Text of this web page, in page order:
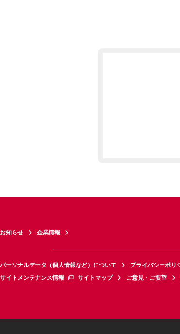
お知らせ 企業情報
パーソナルデータ（個人情報など）について プライバシーポリ
サイトメンテナンス情報
サイトマップ ご意見・ご要望